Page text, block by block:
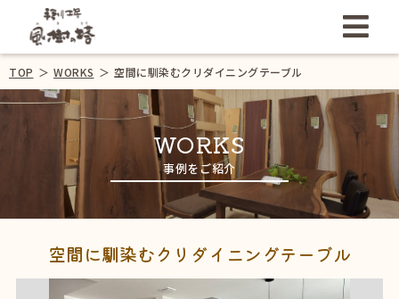
TOP ＞ WORKS ＞ 空間に馴染むクリダイニングテーブル
WORKS
事例をご紹介
空間に馴染むクリダイニングテーブル